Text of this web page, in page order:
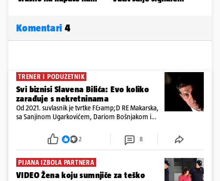
Komentari 4
TRENER I PODUZETNIK
Svi biznisi Slavena Bilića: Evo koliko
zarađuje s nekretninama
Od 2021. suvlasnik je tvrtke F&amp;D RE Makarska,
sa Sanjinom Ugarkovićem, Dariom Bošnjakom i
poslovanje nekretninama, a od osnutka nema
2 8
PIJANA IZBOLA PARTNERA
VIDEO Žena koju sumnjiče za teško